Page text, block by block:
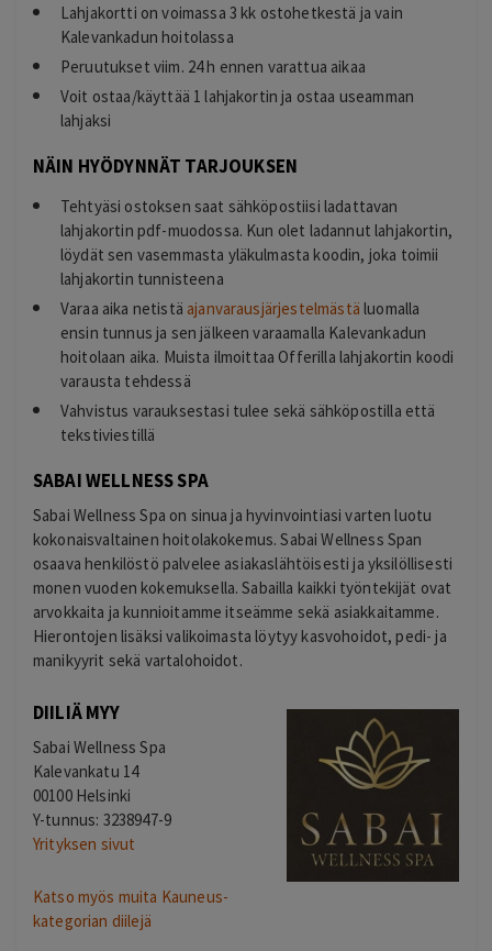
Lahjakortti on voimassa 3 kk ostohetkestä ja vain
Kalevankadun hoitolassa
Peruutukset viim. 24 h ennen varattua aikaa
Voit ostaa/käyttää 1 lahjakortin ja ostaa useamman
lahjaksi
NÄIN HYÖDYNNÄT TARJOUKSEN
Tehtyäsi ostoksen saat sähköpostiisi ladattavan
lahjakortin pdf-muodossa. Kun olet ladannut lahjakortin,
löydät sen vasemmasta yläkulmasta koodin, joka toimii
lahjakortin tunnisteena
Varaa aika netistä ajanvarausjärjestelmästä luomalla
ensin tunnus ja sen jälkeen varaamalla Kalevankadun
hoitolaan aika. Muista ilmoittaa Offerilla lahjakortin koodi
varausta tehdessä
Vahvistus varauksestasi tulee sekä sähköpostilla että
tekstiviestillä
SABAI WELLNESS SPA
Sabai Wellness Spa on sinua ja hyvinvointiasi varten luotu
kokonaisvaltainen hoitolakokemus. Sabai Wellness Span
osaava henkilöstö palvelee asiakaslähtöisesti ja yksilöllisesti
monen vuoden kokemuksella. Sabailla kaikki työntekijät ovat
arvokkaita ja kunnioitamme itseämme sekä asiakkaitamme.
Hierontojen lisäksi valikoimasta löytyy kasvohoidot, pedi- ja
manikyyrit sekä vartalohoidot.
DIILIÄ MYY
Sabai Wellness Spa
Kalevankatu 14
00100 Helsinki
Y-tunnus: 3238947-9
Yrityksen sivut
Katso myös muita Kauneus-
kategorian diilejä